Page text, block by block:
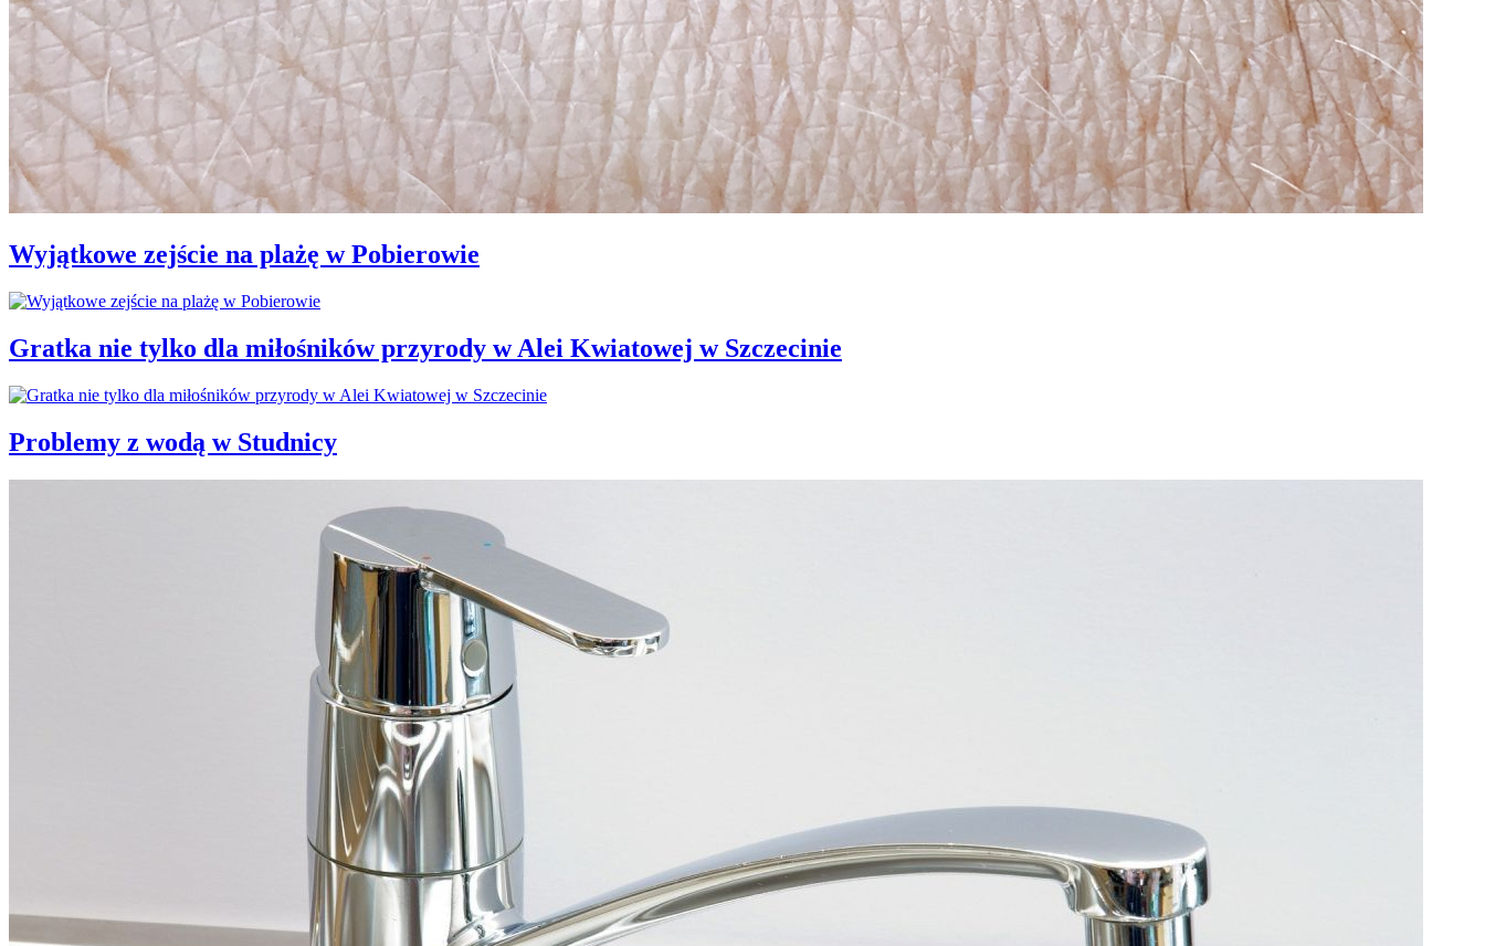
Wyjątkowe zejście na plażę w Pobierowie
Gratka nie tylko dla miłośników przyrody w Alei Kwiatowej w Szczecinie
Problemy z wodą w Studnicy